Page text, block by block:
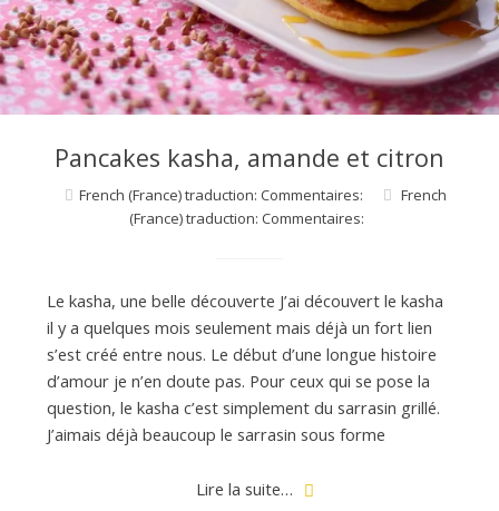
e
Pancakes kasha, amande et citron
French (France) traduction: Commentaires:
French
(France) traduction: Commentaires:
Le kasha, une belle découverte J’ai découvert le kasha
il y a quelques mois seulement mais déjà un fort lien
s’est créé entre nous. Le début d’une longue histoire
d’amour je n’en doute pas. Pour ceux qui se pose la
question, le kasha c’est simplement du sarrasin grillé.
J’aimais déjà beaucoup le sarrasin sous forme
Lire la suite…